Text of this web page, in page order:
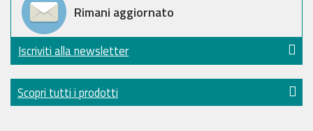
Rimani aggiornato
Iscriviti alla newsletter
Scopri tutti i prodotti